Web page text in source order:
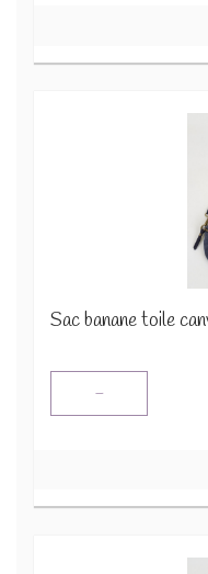
Sac banane toile
-